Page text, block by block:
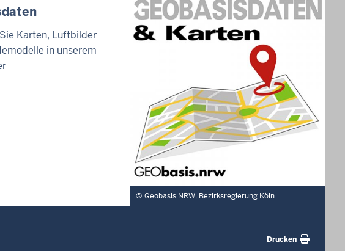
Geobasis NRW, Bezirksregierung Köln
Karten, Luftbilder
in unserem
Drucken